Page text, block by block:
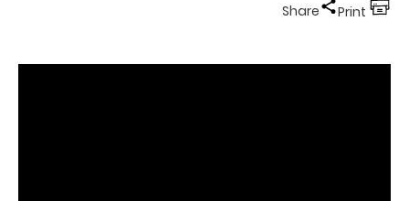
Share Print